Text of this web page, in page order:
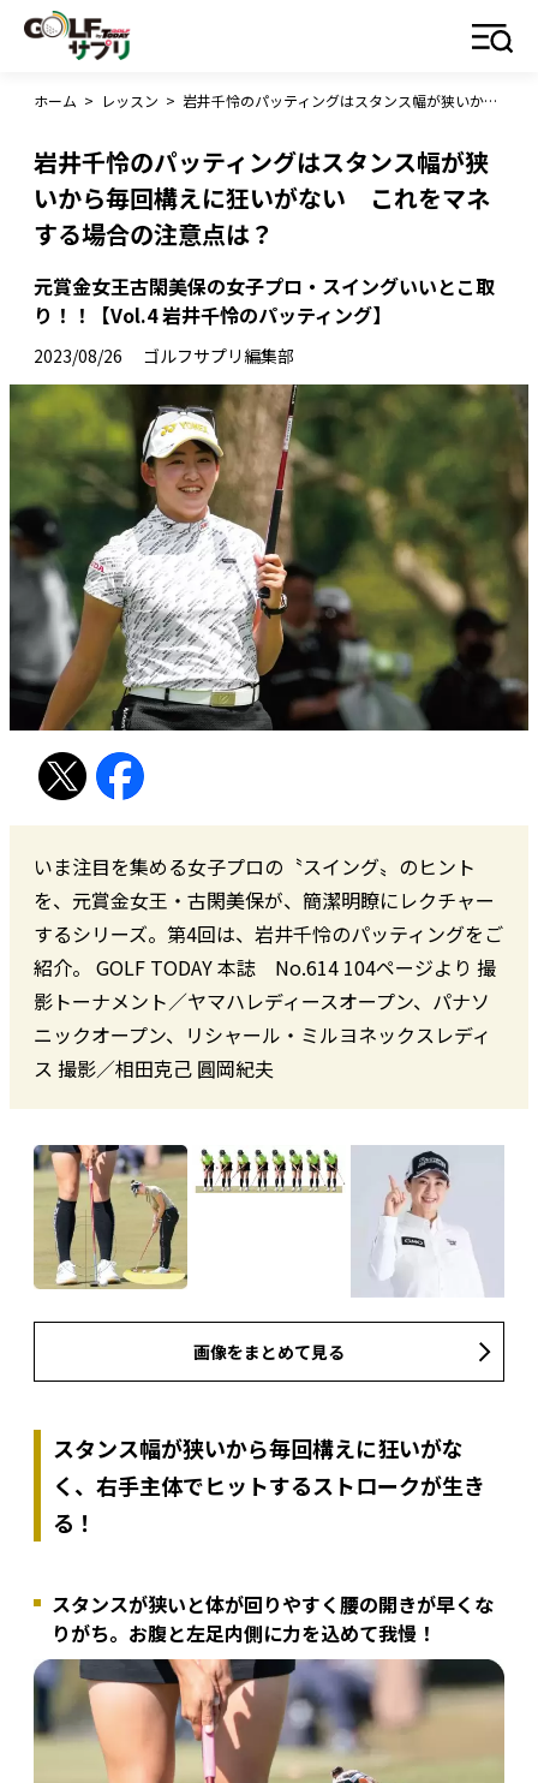
ホーム > レッスン > 岩井千怜のパッティングはスタンス幅が狭いから毎回構えに狂いがない これをマネする場合の注意点は？
岩井千怜のパッティングはスタンス幅が狭
いから毎回構えに狂いがない これをマネ
する場合の注意点は？
元賞金女王古閑美保の女子プロ・スイングいいとこ取
り！！【Vol.4 岩井千怜のパッティング】
2023/08/26 ゴルフサプリ編集部
いま注目を集める女子プロの〝スイング〟のヒント
を、元賞金女王・古閑美保が、簡潔明瞭にレクチャー
するシリーズ。第4回は、岩井千怜のパッティングをご
紹介。 GOLF TODAY 本誌 No.614 104ページより 撮
影トーナメント／ヤマハレディースオープン、パナソ
ニックオープン、リシャール・ミルヨネックスレディ
ス 撮影／相田克己 圓岡紀夫
画像をまとめて見る
スタンス幅が狭いから毎回構えに狂いがな
く、右手主体でヒットするストロークが生き
る！
スタンスが狭いと体が回りやすく腰の開きが早くな
りがち。お腹と左足内側に力を込めて我慢！